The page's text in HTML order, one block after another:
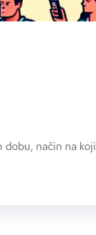
način na koji